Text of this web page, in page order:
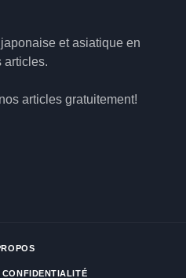
et asiatique en
articles.
articles gratuitement!